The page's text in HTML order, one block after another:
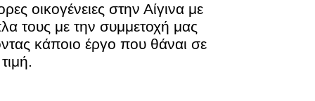
οικογένειες στην Αίγινα με
τους με την συμμετοχή μας
κάποιο έργο που θάναι σε